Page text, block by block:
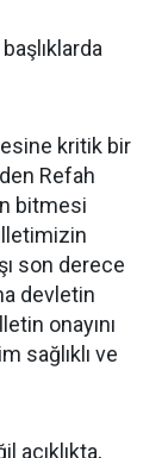
kritik bir
Refah
bitmesi
son derece
devletin
onayını
sağlıklı ve
açıklıkta,